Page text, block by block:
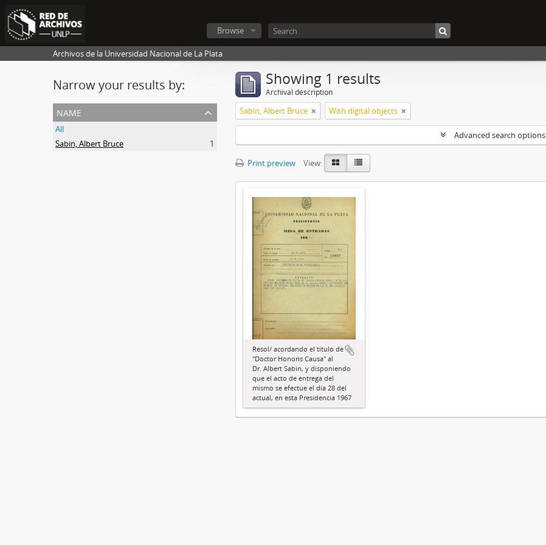
Browse
Archivos de la Universidad Nacional de La Plata
Narrow your results by:
name
All
Sabin, Albert Bruce
1
Showing 1 results
Archival description
Sabin, Albert Bruce With digital objects
Advanced search options
Print preview View:
Resol/ acordando el título de
"Doctor Honoris Causa" al
Dr. Albert Sabin, y disponiendo
que el acto de entrega del
mismo se efectúe el día 28 del
actual, en esta Presidencia 1967